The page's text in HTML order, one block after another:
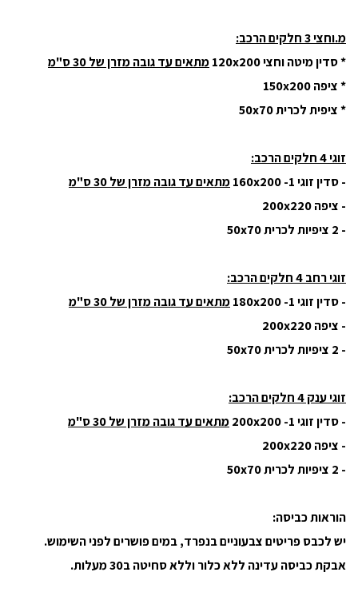
מ.וחצי 3 חלקים הרכב:
* סדין מיטה וחצי 120x200
מתאים עד גובה מזרן של 30 ס"מ
* ציפה 150x200
* ציפית לכרית 50x70
זוגי 4 חלקים הרכב:
- סדין זוגי 160x200 -1
מתאים עד גובה מזרן של 30 ס"מ
- ציפה 200x220
- 2 ציפיות לכרית 50x70
זוגי רחב 4 חלקים הרכב:
- סדין זוגי 180x200 -1
מתאים עד גובה מזרן של 30 ס"מ
- ציפה 200x220
- 2 ציפיות לכרית 50x70
זוגי ענק 4 חלקים הרכב:
- סדין זוגי 200x200 -1
מתאים עד גובה מזרן של 30 ס"מ
- ציפה 200x220
- 2 ציפיות לכרית 50x70
הוראות כביסה:
יש לכבס פריטים צבעוניים בנפרד, במים פושרים לפני השימוש.
אבקת כביסה עדינה ללא כלור וללא סחיטה ב30 מעלות.